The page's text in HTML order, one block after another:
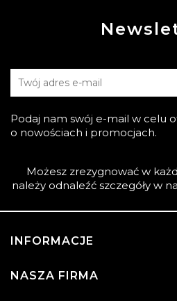
Podaj nam swój e-mail w celu
o nowościach i promocjach.
Możesz zrezygnować w
należy odnaleźć szczegóły w
INFORMACJE
NASZA FIRMA